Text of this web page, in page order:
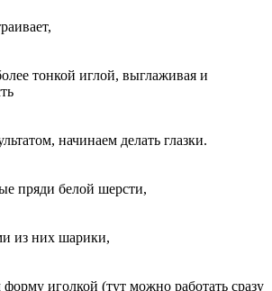
тонкой иглой, выглаживая и
начинаем делать глазки.
пряди белой шерсти,
из них шарики,
иголкой (тут можно работать сразу